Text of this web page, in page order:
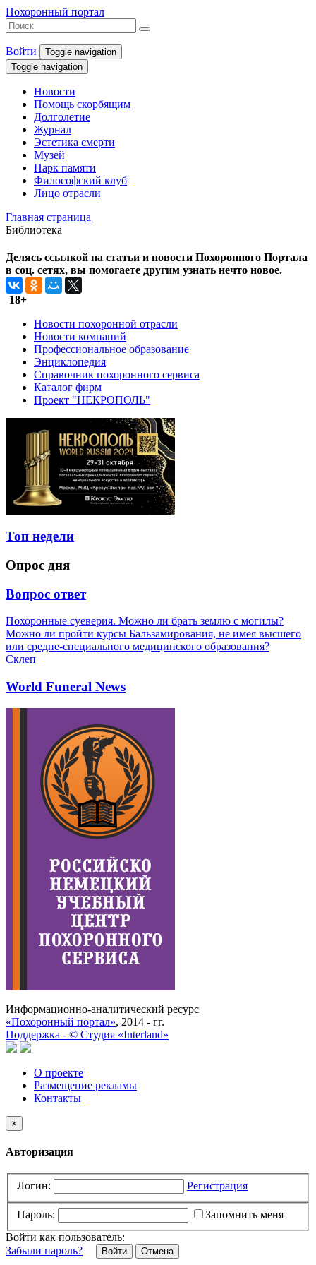
Похоронный портал
Войти
Toggle navigation
Toggle navigation
Новости
Помощь скорбящим
Долголетие
Журнал
Эстетика смерти
Музей
Парк памяти
Философский клуб
Лицо отрасли
Главная страница
Библиотека
Делясь ссылкой на статьи и новости Похоронного Портала
в соц. сетях, вы помогаете другим узнать нечто новое.
18+
Новости похоронной отрасли
Новости компаний
Профессиональное образование
Энциклопедия
Справочник похоронного сервиса
Каталог фирм
Проект "НЕКРОПОЛЬ"
Топ недели
Опрос дня
Вопрос ответ
Похоронные суеверия. Можно ли брать землю с могилы?
Можно ли пройти курсы Бальзамирования, не имея высшего
или средне-специального медицинского образования?
Склеп
World Funeral News
Информационно-аналитический ресурс
«Похоронный портал», 2014 - гг.
Поддержка - © Cтудия «Interland»
О проекте
Размещение рекламы
Контакты
×
Авторизация
Логин: Регистрация
Пароль:
Запомнить меня
Войти как пользователь:
Забыли пароль?
Отмена